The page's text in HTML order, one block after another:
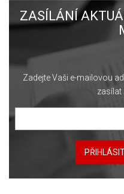
ZASÍLÁNÍ
Zadejte Vaši e-mailovou
zasílat